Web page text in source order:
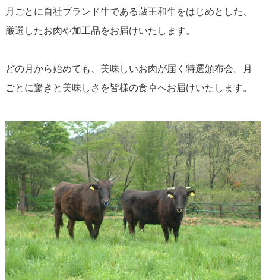
月ごとに自社ブランド牛である蔵王和牛をはじめとした、
厳選したお肉や加工品をお届けいたします。
どの月から始めても、美味しいお肉が届く特選頒布会。月
ごとに驚きと美味しさを皆様の食卓へお届けいたします。